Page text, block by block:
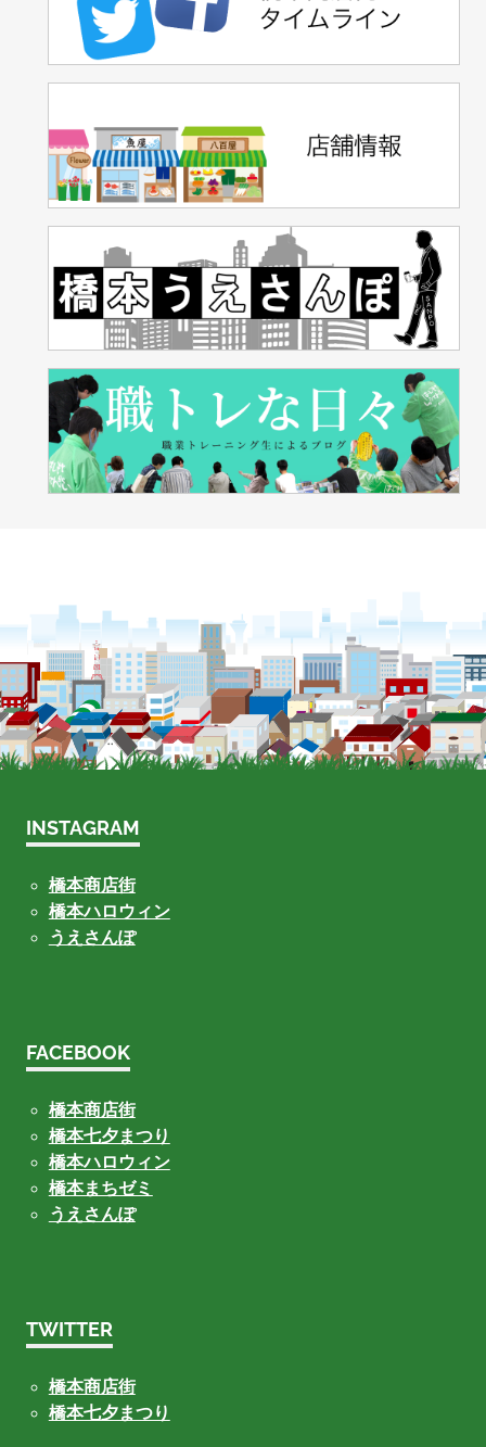
INSTAGRAM
橋本商店街
橋本ハロウィン
うえさんぽ
FACEBOOK
橋本商店街
橋本七夕まつり
橋本ハロウィン
橋本まちゼミ
うえさんぽ
TWITTER
橋本商店街
橋本七夕まつり